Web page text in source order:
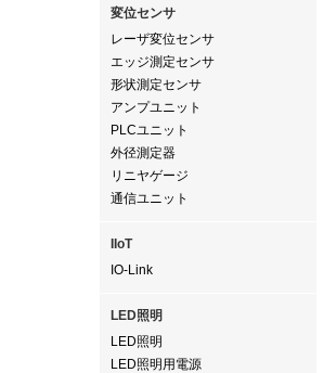
変位センサ
レーザ変位センサ
エッジ測定センサ
形状測定センサ
アンプユニット
PLCユニット
外径測定器
リニヤゲージ
通信ユニット
IIoT
IO-Link
LED照明
LED照明
LED照明用電源